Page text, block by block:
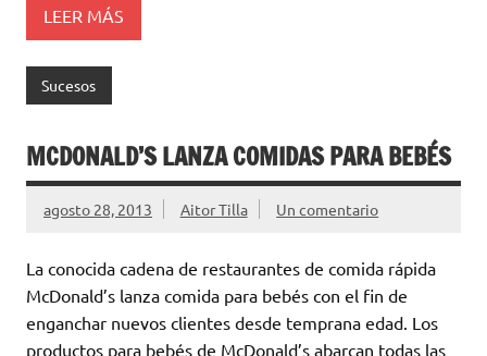
LEER MÁS
Sucesos
MCDONALD’S LANZA COMIDAS PARA BEBÉS
agosto 28, 2013 Aitor Tilla Un comentario
La conocida cadena de restaurantes de comida rápida
McDonald’s lanza comida para bebés con el fin de
enganchar nuevos clientes desde temprana edad. Los
productos para bebés de McDonald’s abarcan todas las